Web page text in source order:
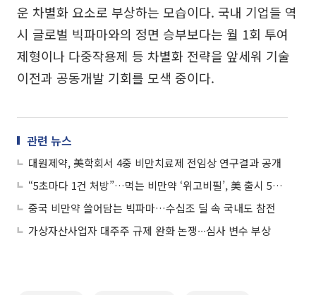
운 차별화 요소로 부상하는 모습이다. 국내 기업들 역
시 글로벌 빅파마와의 정면 승부보다는 월 1회 투여
제형이나 다중작용제 등 차별화 전략을 앞세워 기술
이전과 공동개발 기회를 모색 중이다.
관련 뉴스
대원제약, 美학회서 4중 비만치료제 전임상 연구결과 공개
“5초마다 1건 처방”…먹는 비만약 ‘위고비필’, 美 출시 5개월 300만건 돌파
중국 비만약 쓸어담는 빅파마…수십조 딜 속 국내도 참전
가상자산사업자 대주주 규제 완화 논쟁∙∙∙심사 변수 부상